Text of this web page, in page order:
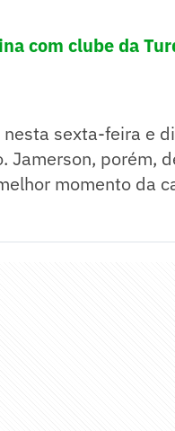
com clube da
sexta-feira e
Jamerson, porém,
momento da